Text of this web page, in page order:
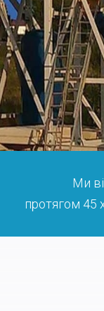
Ми
протягом 45